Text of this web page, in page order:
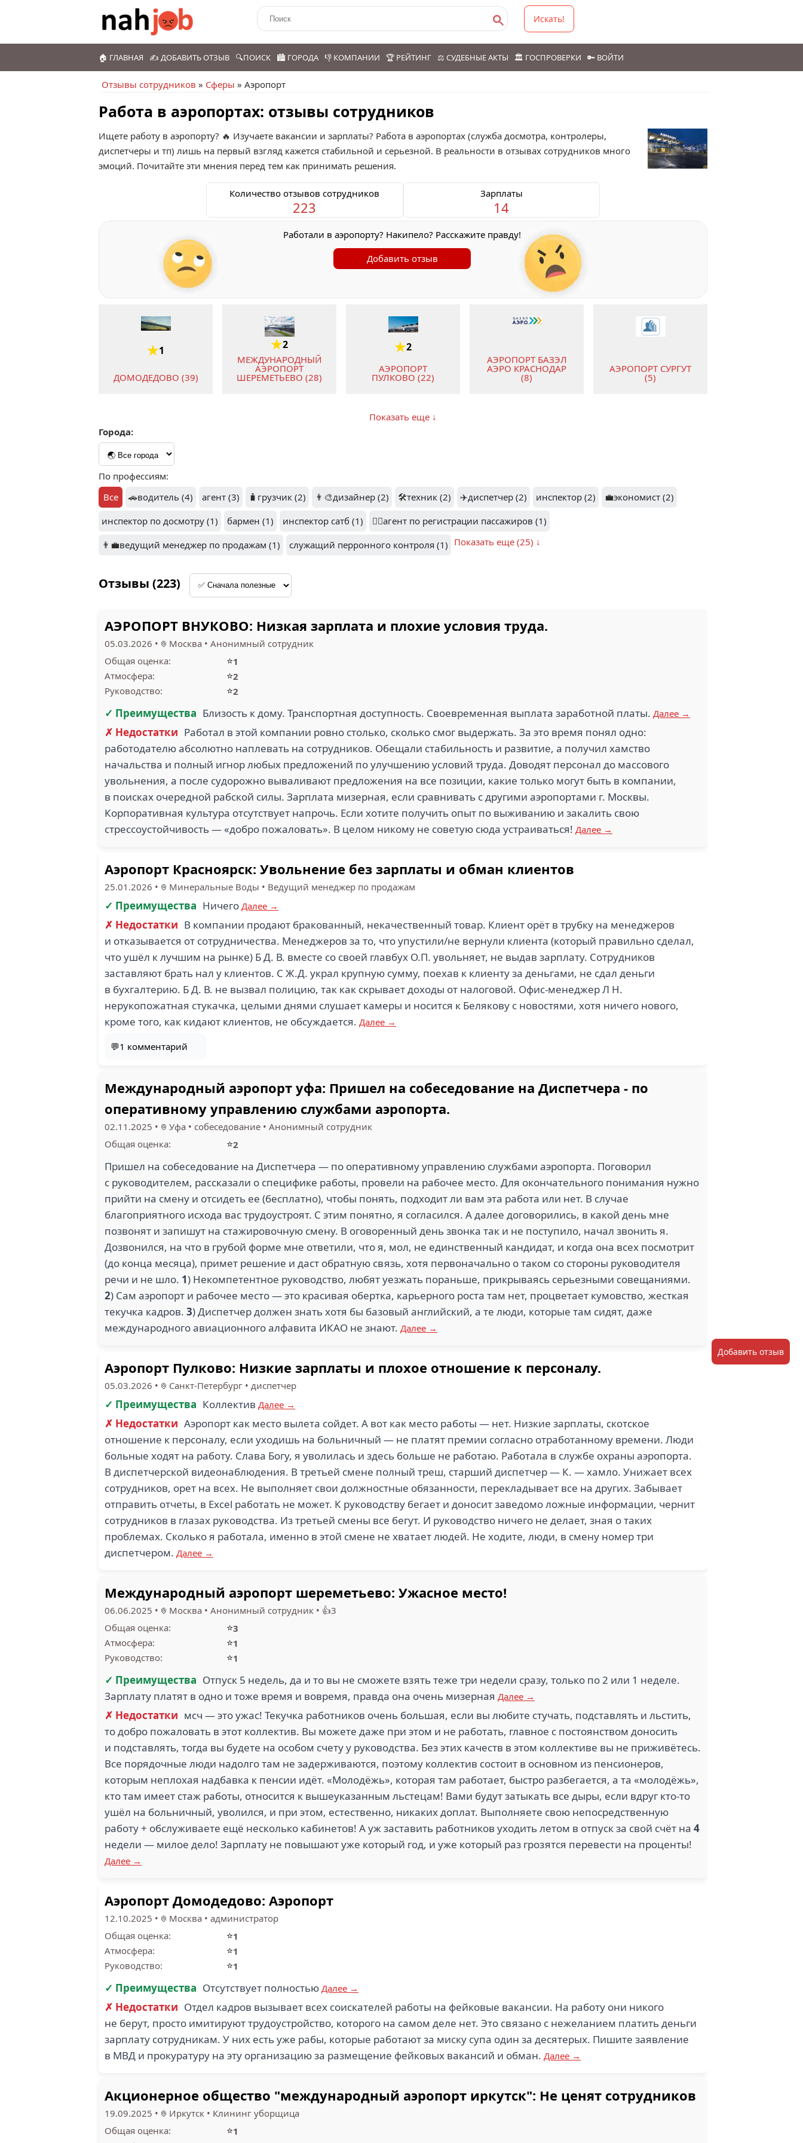
Искать!
🏠 ГЛАВНАЯ ✍️ ДОБАВИТЬ ОТЗЫВ 🔍ПОИСК 🏙️ ГОРОДА 👎 КОМПАНИИ 🏆 РЕЙТИНГ ⚖️ СУДЕБНЫЕ АКТЫ 🏛️ ГОСПРОВЕРКИ 🔑 ВОЙТИ
Отзывы сотрудников » Сферы » Аэропорт
Работа в аэропортах: отзывы сотрудников
Ищете работу в аэропорту? 🔥 Изучаете вакансии и зарплаты? Работа в аэропортах (служба досмотра, контролеры,
диспетчеры и тп) лишь на первый взгляд кажется стабильной и серьезной. В реальности в отзывах сотрудников много
эмоций. Почитайте эти мнения перед тем как принимать решения.
Количество отзывов сотрудников
223
Зарплаты
14
Работали в аэропорту? Накипело? Расскажите правду!
Добавить отзыв
1
ДОМОДЕДОВО (39)
2
МЕЖДУНАРОДНЫЙ
АЭРОПОРТ
ШЕРЕМЕТЬЕВО (28)
2
АЭРОПОРТ
ПУЛКОВО (22)
АЭРОПОРТ БАЗЭЛ
АЭРО КРАСНОДАР
(8)
АЭРОПОРТ СУРГУТ
(5)
АЭРОПОРТ
ВНУКОВО (4)
ШКОЛА
МЕТОДИЧЕСКОГО
ДОМОДЕДОВО (2)
ДОМОДЕДОВО (1)
Показать еще ↓
Города:
По профессиям:
Все
🚗водитель (4) агент (3) 🧳 грузчик (2) 👨‍🎨дизайнер (2) 🛠️техник (2) ✈️диспетчер (2) инспектор (2) 💼экономист (2)
инспектор по досмотру (1)
бармен (1) инспектор сатб (1) 👨‍✈️агент по регистрации пассажиров (1)
👨‍💼ведущий менеджер по продажам (1) служащий перронного контроля (1) Показать еще (25) ↓
Отзывы (223)
АЭРОПОРТ ВНУКОВО: Низкая зарплата и плохие условия труда.
05.03.2026 • Москва • Анонимный сотрудник
Общая оценка:
⭐1
Атмосфера:
⭐2
Руководство:
⭐2
✓ Преимущества Близость к дому. Транспортная доступность. Своевременная выплата заработной платы. Далее →
✗ Недостатки Работал в этой компании ровно столько, сколько смог выдержать. За это время понял одно:
работодателю абсолютно наплевать на сотрудников. Обещали стабильность и развитие, а получил хамство
начальства и полный игнор любых предложений по улучшению условий труда. Доводят персонал до массового
увольнения, а после судорожно вываливают предложения на все позиции, какие только могут быть в компании,
в поисках очередной рабской силы. Зарплата мизерная, если сравнивать с другими аэропортами г. Москвы.
Корпоративная культура отсутствует напрочь. Если хотите получить опыт по выживанию и закалить свою
стрессоустойчивость — «добро пожаловать». В целом никому не советую сюда устраиваться! Далее →
Аэропорт Красноярск: Увольнение без зарплаты и обман клиентов
25.01.2026 • Минеральные Воды • Ведущий менеджер по продажам
✓ Преимущества Ничего Далее →
✗ Недостатки В компании продают бракованный, некачественный товар. Клиент орёт в трубку на менеджеров
и отказывается от сотрудничества. Менеджеров за то, что упустили/не вернули клиента (который правильно сделал,
что ушёл к лучшим на рынке) Б Д. В. вместе со своей главбух О.П. увольняет, не выдав зарплату. Сотрудников
заставляют брать нал у клиентов. С Ж.Д. украл крупную сумму, поехав к клиенту за деньгами, не сдал деньги
в бухгалтерию. Б Д. В. не вызвал полицию, так как скрывает доходы от налоговой. Офис-менеджер Л Н.
нерукопожатная стукачка, целыми днями слушает камеры и носится к Белякову с новостями, хотя ничего нового,
кроме того, как кидают клиентов, не обсуждается. Далее →
💬1 комментарий
Международный аэропорт уфа: Пришел на собеседование на Диспетчера - по
оперативному управлению службами аэропорта.
02.11.2025 • Уфа • собеседование • Анонимный сотрудник
Общая оценка:
⭐2
Пришел на собеседование на Диспетчера — по оперативному управлению службами аэропорта. Поговорил
с руководителем, рассказали о специфике работы, провели на рабочее место. Для окончательного понимания нужно
прийти на смену и отсидеть ее (бесплатно), чтобы понять, подходит ли вам эта работа или нет. В случае
благоприятного исхода вас трудоустроят. С этим понятно, я согласился. А далее договорились, в какой день мне
позвонят и запишут на стажировочную смену. В оговоренный день звонка так и не поступило, начал звонить я.
Дозвонился, на что в грубой форме мне ответили, что я, мол, не единственный кандидат, и когда она всех посмотрит
(до конца месяца), примет решение и даст обратную связь, хотя первоначально о таком со стороны руководителя
речи и не шло. 1) Некомпетентное руководство, любят уезжать пораньше, прикрываясь серьезными совещаниями.
2) Сам аэропорт и рабочее место — это красивая обертка, карьерного роста там нет, процветает кумовство, жесткая
текучка кадров. 3) Диспетчер должен знать хотя бы базовый английский, а те люди, которые там сидят, даже
международного авиационного алфавита ИКАО не знают. Далее →
Аэропорт Пулково: Низкие зарплаты и плохое отношение к персоналу.
05.03.2026 • Санкт-Петербург • диспетчер
✓ Преимущества Коллектив Далее →
✗ Недостатки Аэропорт как место вылета сойдет. А вот как место работы — нет. Низкие зарплаты, скотское
отношение к персоналу, если уходишь на больничный — не платят премии согласно отработанному времени. Люди
больные ходят на работу. Слава Богу, я уволилась и здесь больше не работаю. Работала в службе охраны аэропорта.
В диспетчерской видеонаблюдения. В третьей смене полный треш, старший диспетчер — К. — хамло. Унижает всех
сотрудников, орет на всех. Не выполняет свои должностные обязанности, перекладывает все на других. Забывает
отправить отчеты, в Excel работать не может. К руководству бегает и доносит заведомо ложные информации, чернит
сотрудников в глазах руководства. Из третьей смены все бегут. И руководство ничего не делает, зная о таких
проблемах. Сколько я работала, именно в этой смене не хватает людей. Не ходите, люди, в смену номер три
диспетчером. Далее →
Международный аэропорт шереметьево: Ужасное место!
06.06.2025 • Москва • Анонимный сотрудник • 👍3
Общая оценка:
⭐3
Атмосфера:
⭐1
Руководство:
⭐1
✓ Преимущества Отпуск 5 недель, да и то вы не сможете взять теже три недели сразу, только по 2 или 1 неделе.
Зарплату платят в одно и тоже время и вовремя, правда она очень мизерная Далее →
✗ Недостатки мсч — это ужас! Текучка работников очень большая, если вы любите стучать, подставлять и льстить,
то добро пожаловать в этот коллектив. Вы можете даже при этом и не работать, главное с постоянством доносить
и подставлять, тогда вы будете на особом счету у руководства. Без этих качеств в этом коллективе вы не приживётесь.
Все порядочные люди надолго там не задерживаются, поэтому коллектив состоит в основном из пенсионеров,
которым неплохая надбавка к пенсии идёт. «Молодёжь», которая там работает, быстро разбегается, а та «молодёжь»,
кто там имеет стаж работы, относится к вышеуказанным льстецам! Вами будут затыкать все дыры, если вдруг кто-то
ушёл на больничный, уволился, и при этом, естественно, никаких доплат. Выполняете свою непосредственную
работу + обслуживаете ещё несколько кабинетов! А уж заставить работников уходить летом в отпуск за свой счёт на 4
недели — милое дело! Зарплату не повышают уже который год, и уже который раз грозятся перевести на проценты!
Далее →
Аэропорт Домодедово: Аэропорт
12.10.2025 • Москва • администратор
Общая оценка:
⭐1
Атмосфера:
⭐1
Руководство:
⭐1
✓ Преимущества Отсутствует полностью Далее →
✗ Недостатки Отдел кадров вызывает всех соискателей работы на фейковые вакансии. На работу они никого
не берут, просто имитируют трудоустройство, которого на самом деле нет. Это связано с нежеланием платить деньги
зарплату сотрудникам. У них есть уже рабы, которые работают за миску супа один за десятерых. Пишите заявление
в МВД и прокуратуру на эту организацию за размещение фейковых вакансий и обман. Далее →
Акционерное общество "международный аэропорт иркутск": Не ценят сотрудников
19.09.2025 • Иркутск • Клининг уборщица
Общая оценка:
⭐1
Добавить отзыв